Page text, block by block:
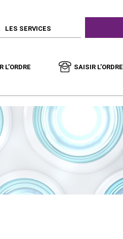
LES SERVICES
L’ORDRE SAISIR L’ORDRE